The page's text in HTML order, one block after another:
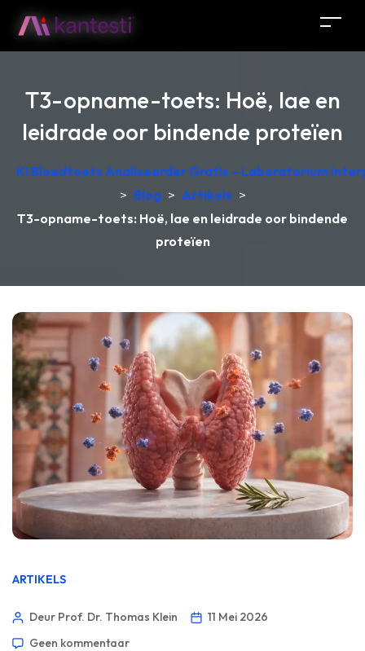
T3-opname-toets: Hoë, lae en
leidrade oor bindende proteïen
KI Bloedtoets Analiseerder Gratis – Laboratorium
> Blog > Artikels >
T3-opname-toets: Hoë, lae en leidrade oor bindende
proteïen
ARTIKELS
Deur Prof. Dr. Thomas Klein
11 Mei 2026
Geen kommentaar